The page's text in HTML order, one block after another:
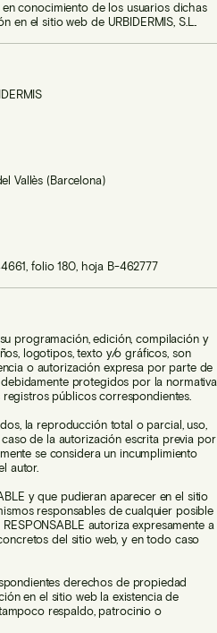
conocimiento de los usuarios dichas
el sitio web de URBIDERMIS, S.L..
Vallès (Barcelona)
folio 180, hoja B-462777
programación, edición, compilación y
logotipos, texto y/o gráficos, son
o autorización expresa por parte de
protegidos por la normativa
públicos correspondientes.
la reproducción total o parcial, uso,
de la autorización escrita previa por
se considera un incumplimiento
autor.
y que pudieran aparecer en el sitio
responsables de cualquier posible
autoriza expresamente a
del sitio web, y en todo caso
derechos de propiedad
en el sitio web la existencia de
respaldo, patrocinio o